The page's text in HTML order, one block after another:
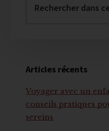
dans
Articles récents
Voyager avec un
conseils pratiques
sereins